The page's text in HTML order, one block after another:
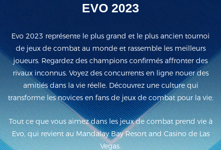
EVO 2023
Evo 2023 représente le plus grand et le plus ancien tournoi
de jeux de combat au monde et rassemble les meilleurs
joueurs. Regardez des champions confirmés affronter des
rivaux inconnus. Voyez des concurrents en ligne nouer des
amitiés dans la vie réelle. Découvrez une culture qui
transforme les novices en fans de jeux de combat pour la vie.
Tout ce que vous aimez dans les jeux de combat prend vie à
Evo, qui revient au Mandalay Bay Resort and Casino de Las
Vegas.